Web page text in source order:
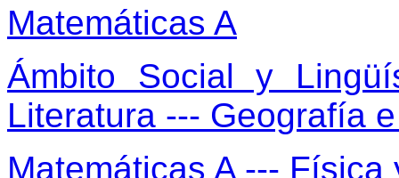
Matemáticas A
Ámbito Social y
Literatura --- Geografía
Matemáticas A ---